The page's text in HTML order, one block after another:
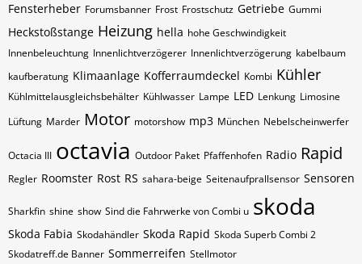
Fensterheber Forumsbanner Frost Frostschutz Getriebe Gummi
Heckstoßstange Heizung hella hohe Geschwindigkeit
Innenbeleuchtung Innenlichtverzögerer Innenlichtverzögerung kabelbaum
kaufberatung Klimaanlage Kofferraumdeckel Kombi Kühler
Kühlmittelausgleichsbehälter Kühlwasser Lampe LED Lenkung Limosine
Lüftung Marder Motor motorshow mp3 München Nebelscheinwerfer
Octacia III octavia Outdoor Paket Pfaffenhofen Radio Rapid
Regler Roomster Rost RS sahara-beige Seitenaufprallsensor Sensoren
Sharkfin shine show Sind die Fahrwerke von Combi u skoda
Skoda Fabia Skodahändler Skoda Rapid Skoda Superb Combi 2
Skodatreff.de Banner Sommerreifen Stellmotor